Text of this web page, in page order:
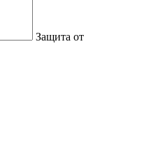
Защита от